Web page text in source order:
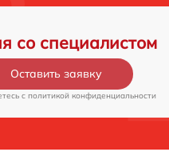
со специалистом
Оставить заявку
c политикой конфиденциальности